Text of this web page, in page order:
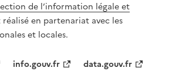
de l’information légale et
réalisé en partenariat avec les
et locales.
info.gouv.fr data.gouv.fr